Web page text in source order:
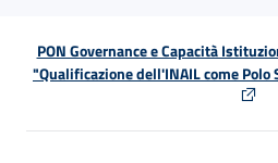
PON Governance e Capacità
"Qualificazione dell'INAIL come Polo